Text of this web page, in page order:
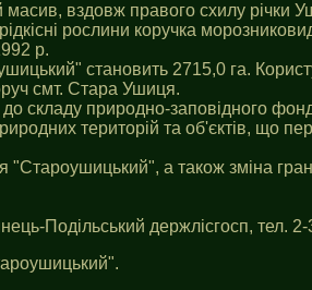
вздовж правого схилу річки
рослини коручка
р.
становить 2715,0 га.
смт. Стара Ушиця.
складу природно-заповiдного
територій та об'єктів, що
"Староушицький", а також зміна
Подiльський держлісгосп, тел. 2-